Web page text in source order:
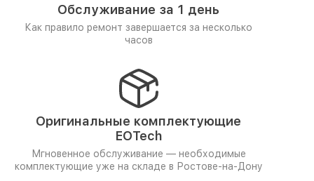
Обслуживание за 1 день
Как правило ремонт завершается за несколько
часов
Оригинальные комплектующие
EOTech
Мгновенное обслуживание — необходимые
комплектующие уже на складе в Ростове-на-Дону